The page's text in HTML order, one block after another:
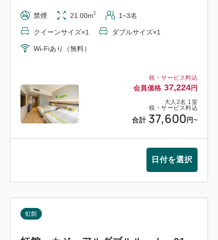
でです。
※チケットの払い戻し・返金はいたしかねます。
※高崎山のおさるさんは野生のため、出現しない場
合があります。
※当日、台風・災害等により休業となった場合は、
チケットなしのプランへ変更させていただきま
す。
◎バスなし(シャワーブースあり)、トイレ付き◎
様まで
ベッド2台(クイーンサイズ、ダブルサイズ)
税・サービス料込
会員価格 37,224円
大人 2名 1 室
税・サービス料込
合計 37,600 円~
禁煙 21.00m2 1~3名
クイーンサイズ×1 ダブルサイズ×1
Wi-Fiあり（無料）
日付を選択
虹館